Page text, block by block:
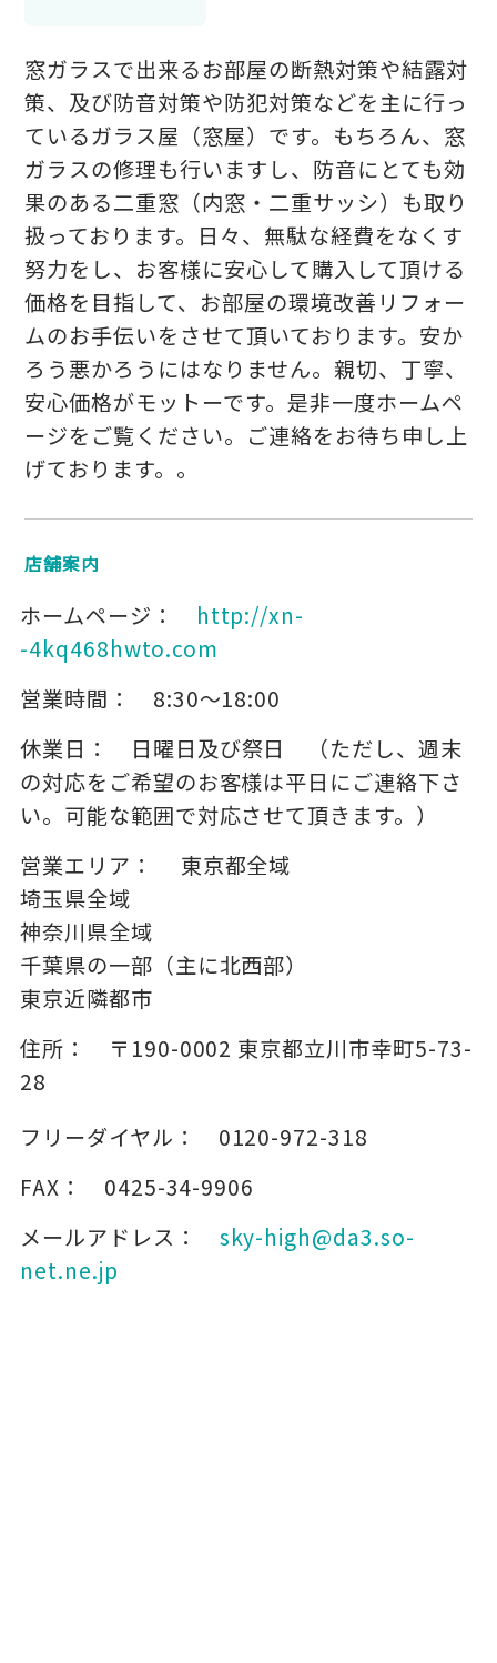
窓ガラスで出来るお部屋の断熱対策や結露対
策、及び防音対策や防犯対策などを主に行っ
ているガラス屋（窓屋）です。もちろん、窓
ガラスの修理も行いますし、防音にとても効
果のある二重窓（内窓・二重サッシ）も取り
扱っております。日々、無駄な経費をなくす
努力をし、お客様に安心して購入して頂ける
価格を目指して、お部屋の環境改善リフォー
ムのお手伝いをさせて頂いております。安か
ろう悪かろうにはなりません。親切、丁寧、
安心価格がモットーです。是非一度ホームペ
ージをご覧ください。ご連絡をお待ち申し上
げております。。
店舗案内
ホームページ：
http://xn-
-4kq468hwto.com
営業時間：
8:30～18:00
休業日：
日曜日及び祭日 （ただし、週末
の対応をご希望のお客様は平日にご連絡下さ
い。可能な範囲で対応させて頂きます。）
営業エリア：
東京都全域
埼玉県全域
神奈川県全域
千葉県の一部（主に北西部）
東京近隣都市
住所：
〒190-0002 東京都立川市幸町5-73-
28
フリーダイヤル：
0120-972-318
FAX：
0425-34-9906
メールアドレス：
sky-high@da3.so-
net.ne.jp